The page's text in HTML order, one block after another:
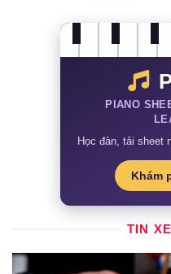
PIANO
Học đàn, tải sheet
Khám
TIN